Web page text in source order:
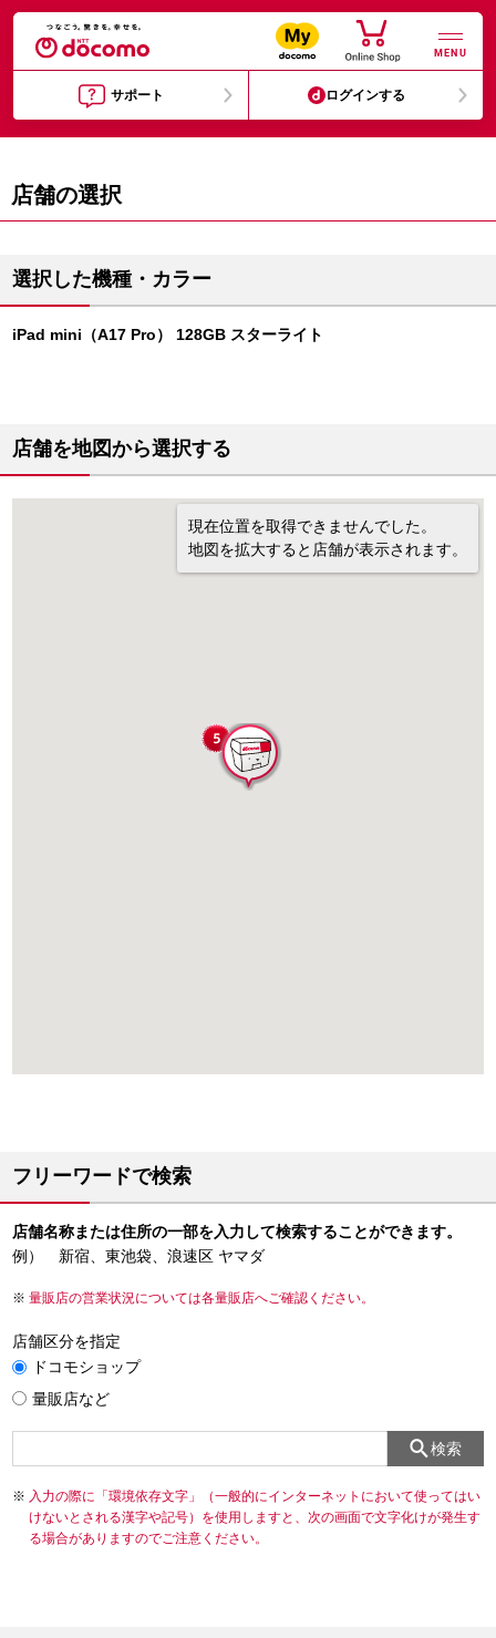
MENU
サポート ログインする
店舗の選択
選択した機種・カラー
iPad mini（A17 Pro） 128GB スターライト
店舗を地図から選択する
現在位置を取得できませんでした。
地図を拡大すると店舗が表示されます。
フリーワードで検索
店舗名称または住所の一部を入力して検索することができます。
例） 新宿、東池袋、浪速区 ヤマダ
量販店の営業状況については各量販店へご確認ください。
店舗区分を指定
ドコモショップ
量販店など
検索
入力の際に「環境依存文字」（一般的にインターネットにおいて使ってはい
けないとされる漢字や記号）を使用しますと、次の画面で文字化けが発生す
る場合がありますのでご注意ください。